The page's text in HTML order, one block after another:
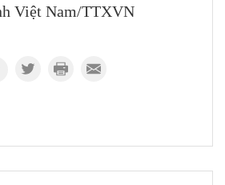
Việt Nam/TTXVN